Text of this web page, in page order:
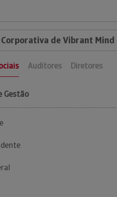
de Vibrant Mind
Auditores Diretores
Gestão